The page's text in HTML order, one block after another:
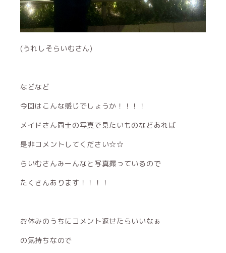
(うれしそらいむさん)
などなど
今回はこんな感じでしょうか！！！！
メイドさん同士の写真で見たいものなどあれば
是非コメントしてください☆☆
らいむさんみーんなと写真撮っているので
たくさんあります！！！！
お休みのうちにコメント返せたらいいなぁ
の気持ちなので